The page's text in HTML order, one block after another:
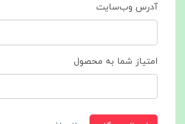
آدرس وب‌سایت
امتیاز شما به محصول